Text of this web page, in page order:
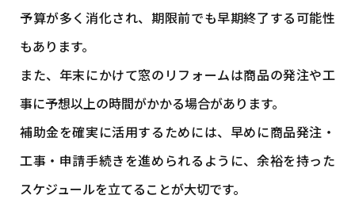
予算が多く消化され、期限前でも早期終了する可能性
もあります。
また、年末にかけて窓のリフォームは商品の発注や工
事に予想以上の時間がかかる場合があります。
補助金を確実に活用するためには、早めに商品発注・
工事・申請手続きを進められるように、余裕を持った
スケジュールを立てることが大切です。